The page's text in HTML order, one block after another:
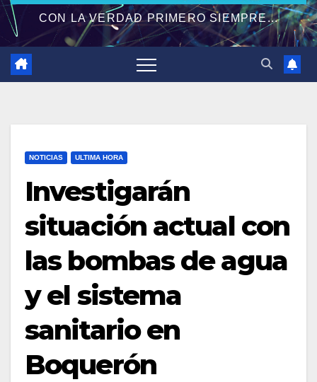
CON LA VERDAD PRIMERO SIEMPRE...
NOTICIAS ULTIMA HORA
Investigarán
situación actual con
las bombas de agua
y el sistema
sanitario en
Boquerón